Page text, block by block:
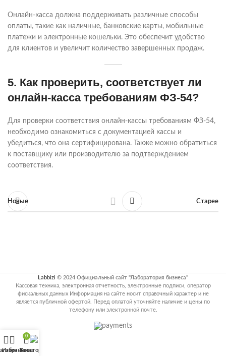
Онлайн-касса должна поддерживать различные способы
оплаты, такие как наличные, банковские карты, мобильные
платежи и электронные кошельки. Это обеспечит удобство
для клиентов и увеличит количество завершенных продаж.
5. Как проверить, соответствует ли
онлайн-касса требованиям ФЗ-54?
Для проверки соответствия онлайн-кассы требованиям ФЗ-54,
необходимо ознакомиться с документацией кассы и
убедиться, что она сертифицирована. Также можно обратиться
к поставщику или производителю за подтверждением
соответствия.
Новые Старее
Labbizi © 2024 Официальный сайт "Лаборатория бизнеса"
Кассовая техника, электронная отчетность, электронные подписи, оператор
фискальных данных Информация на сайте носит справочный характер и не
является публичной офертой. Перед оплатой уточняйте наличие и цены по
телефону или электронной почте.
Избранное
0
Заказ
Категории